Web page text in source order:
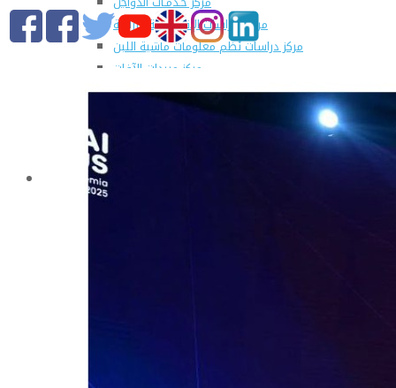
مركز الدراسات الإقتصادية الزراعية
مركز دراسات نُظم معلومات ماشية اللبن
مركز مبيدات الآفات
مطبعة كلية الزراعة
وحدة الهندسة الزراعية للدراسات والإستشارات الفنية
التسجيل في دورات مركز الحاسب الآلي بالكلية
التعليم والطلاب